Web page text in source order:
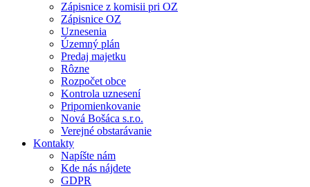
Zápisnice z komisii pri OZ
Zápisnice OZ
Uznesenia
Územný plán
Predaj majetku
Rôzne
Rozpočet obce
Kontrola uznesení
Pripomienkovanie
Nová Bošáca s.r.o.
Verejné obstarávanie
Kontakty
Napíšte nám
Kde nás nájdete
GDPR